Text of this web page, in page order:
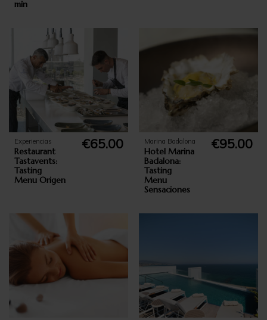
min
Experiencias
Restaurant
Tastavents:
Tasting
Menu Origen
€65.00 Marina Badalona
Hotel Marina
Badalona:
Tasting
Menu
Sensaciones
€95.00